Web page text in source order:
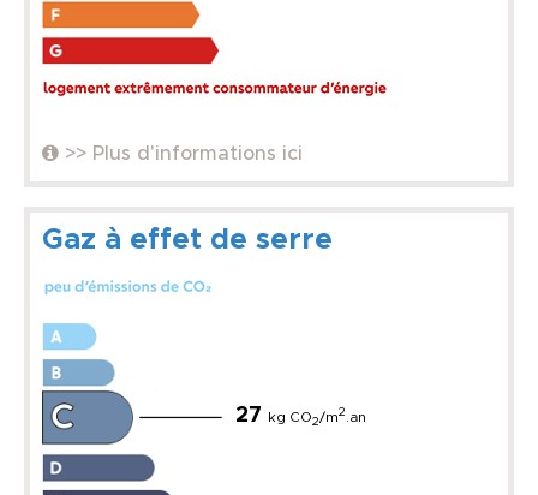
>> Plus d'informations ici
Gaz à effet de serre
27 kg CO2/m2 .an